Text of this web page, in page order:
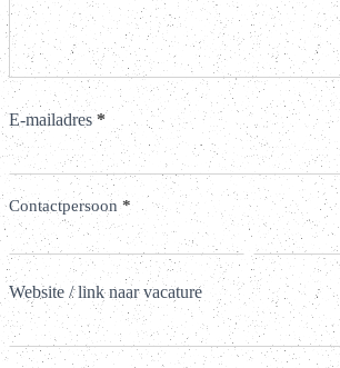
E-mailadres *
Contactpersoon *
Voornaam Achternaam
Website / link naar vacature